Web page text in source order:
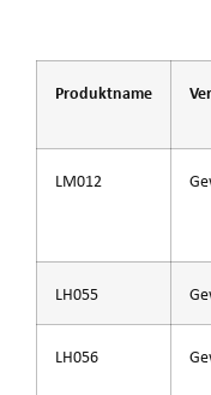
Produktname
LM012
LH055
LH056